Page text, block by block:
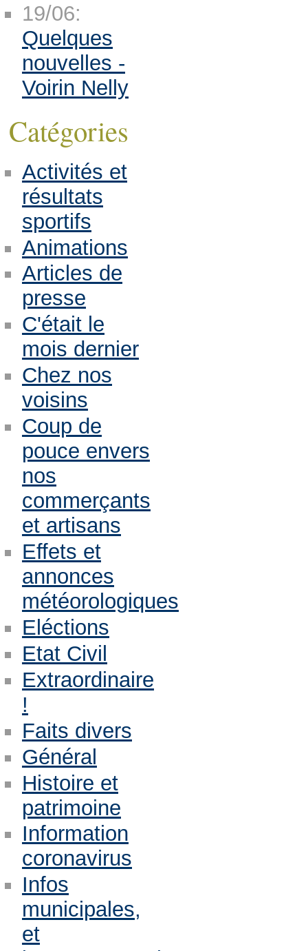
19/06:
Quelques
nouvelles -
Voirin Nelly
Catégories
Activités et
résultats
sportifs
Animations
Articles de
presse
C'était le
mois dernier
Chez nos
voisins
Coup de
pouce envers
nos
commerçants
et artisans
Effets et
annonces
météorologiques
Eléctions
Etat Civil
Extraordinaire
!
Faits divers
Général
Histoire et
patrimoine
Information
coronavirus
Infos
municipales,
et